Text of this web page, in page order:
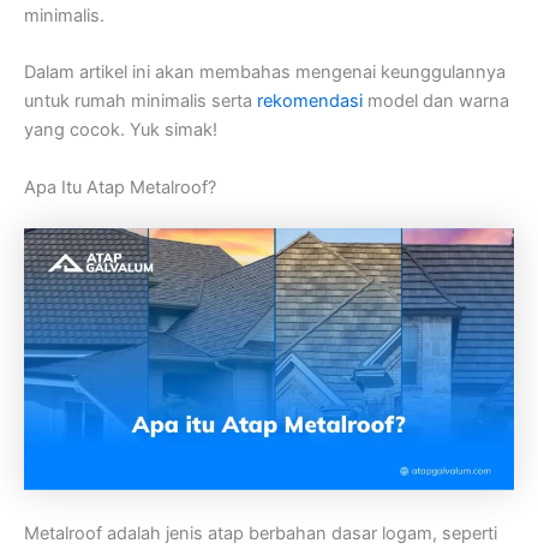
minimalis.
Dalam artikel ini akan membahas mengenai keunggulannya
untuk rumah minimalis serta rekomendasi model dan warna
yang cocok. Yuk simak!
Apa Itu Atap Metalroof?
Metalroof adalah jenis atap berbahan dasar logam, seperti